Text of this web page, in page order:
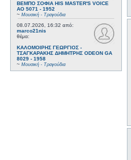
ΒΕΜΠΟ ΣΟΦΙΑ HIS MASTER'S VOICE
AO 5071 - 1952
~ Μουσική - Τραγούδια
08.07.2026, 16:32 από:
marco21nis
θέμα:
ΚΑΛΟΜΟΙΡΗΣ ΓΕΩΡΓΙΟΣ -
ΤΣΑΓΚΑΡΑΚΗΣ ΔΗΜΗΤΡΗΣ ODEON GA
8029 - 1958
~ Μουσική - Τραγούδια